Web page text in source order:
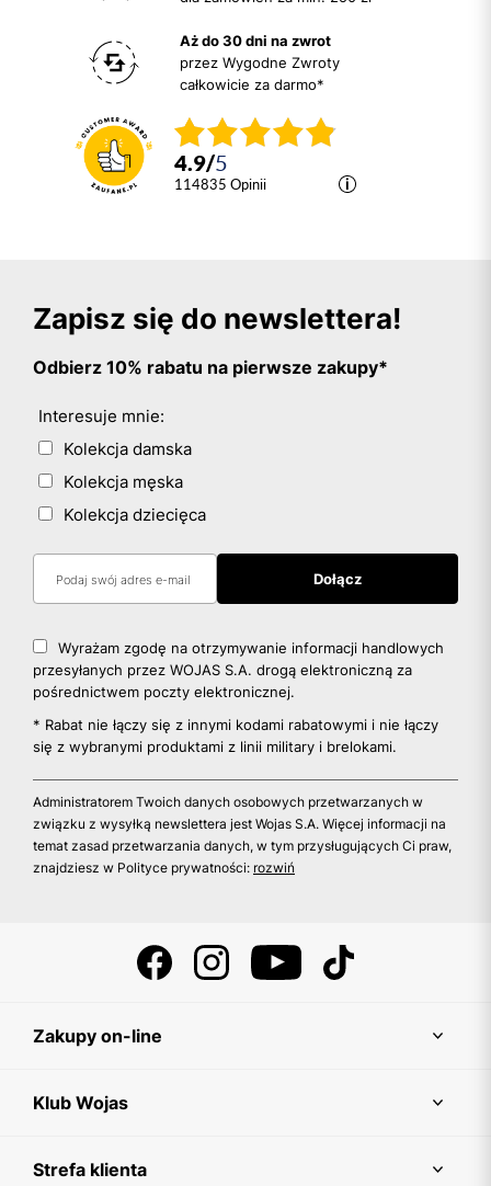
Aż do 30 dni na zwrot
przez Wygodne Zwroty
całkowicie za darmo*
4.9/5
114835 opinii
Zapisz się do newslettera!
Odbierz 10% rabatu na pierwsze zakupy*
Interesuje mnie:
Kolekcja damska
Kolekcja męska
Kolekcja dziecięca
Wyrażam zgodę na otrzymywanie informacji handlowych
przesyłanych przez WOJAS S.A. drogą elektroniczną za
pośrednictwem poczty elektronicznej.
* Rabat nie łączy się z innymi kodami rabatowymi i nie łączy
się z wybranymi produktami z linii military i brelokami.
Administratorem Twoich danych osobowych przetwarzanych w
związku z wysyłką newslettera jest Wojas S.A. Więcej informacji na
temat zasad przetwarzania danych, w tym przysługujących Ci praw,
znajdziesz w Polityce prywatności: rozwiń
Zakupy on-line
Klub Wojas
Strefa klienta